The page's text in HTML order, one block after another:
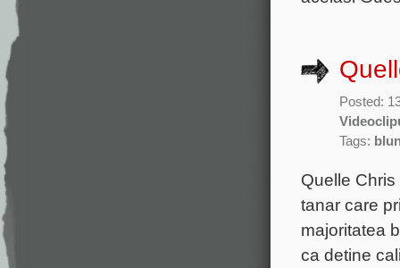
Posted:
Tags:
Quelle
tanar care
majoritatea
ca detine